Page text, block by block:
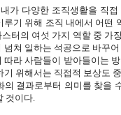
가 다양한 조직생활을 직접
루기 위해 조직 내에서 어떤
터의 여섯 가지 역할 중 가
넘쳐 일하는 석공으로 바꾸
따라 사람들이 받아들이는
기 위해서는 직접적 보상도
의 결과로부터 의미를 찾을
것이다.